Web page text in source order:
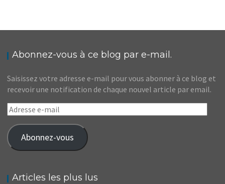
Abonnez-vous à ce blog par e-mail.
Saisissez votre adresse e-mail pour vous abonner à ce blog et
recevoir une notification de chaque nouvel article par email.
Adresse
e-
mail
Abonnez-vous
Articles les plus lus